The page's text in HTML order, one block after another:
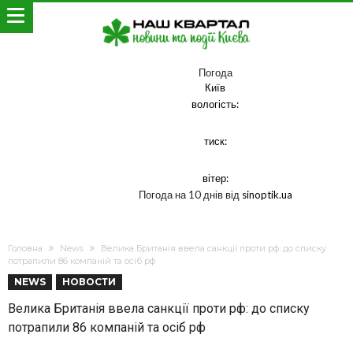
Погода
Київ
вологість:
тиск:
вітер:
Погода на 10 днів від sinoptik.ua
Головна News
Велика Британія ввела санкції проти рф: до списку
потрапили 86 компаній та осіб рф
NEWS НОВОСТИ
Велика Британія ввела санкції проти рф: до списку
потрапили 86 компаній та осіб рф